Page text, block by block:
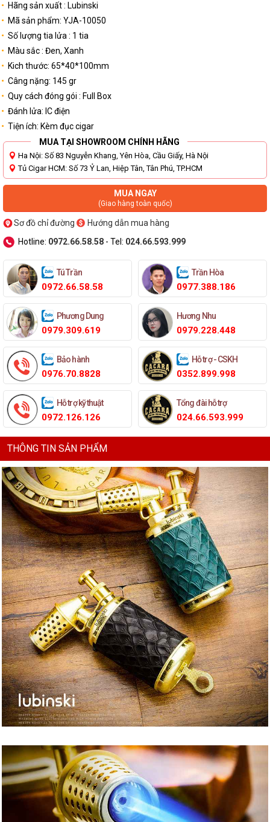
Hãng sản xuất : Lubinski
Mã sản phẩm: YJA-10050
Số lượng tia lửa : 1 tia
Màu sắc : Đen, Xanh
Kich thước: 65*40*100mm
Câng nặng: 145 gr
Quy cách đóng gói : Full Box
Đánh lửa: IC điện
Tiện ích: Kèm đục cigar
MUA TẠI SHOWROOM CHÍNH HÃNG
Ha Nội: Số 83 Nguyễn Khang, Yên Hòa, Cầu Giấy, Hà Nội
Tủ Cigar HCM: Số 73 Ỷ Lan, Hiệp Tân, Tân Phú, TP.HCM
MUA NGAY
(Giao hàng toàn quốc)
Sơ đồ chỉ đường
Hướng dẫn mua hàng
Hotline: 0972.66.58.58 - Tel: 024.66.593.999
Tú Trần
0972.66.58.58
Trần Hòa
0977.388.186
Phương Dung
0979.309.619
Hương Nhu
0979.228.448
Bảo hành
0976.70.8828
Hỗ trợ - CSKH
0352.899.998
Hỗ trợ kỹ thuật
0972.126.126
Tổng đài hỗ trợ
024.66.593.999
THÔNG TIN SẢN PHẨM